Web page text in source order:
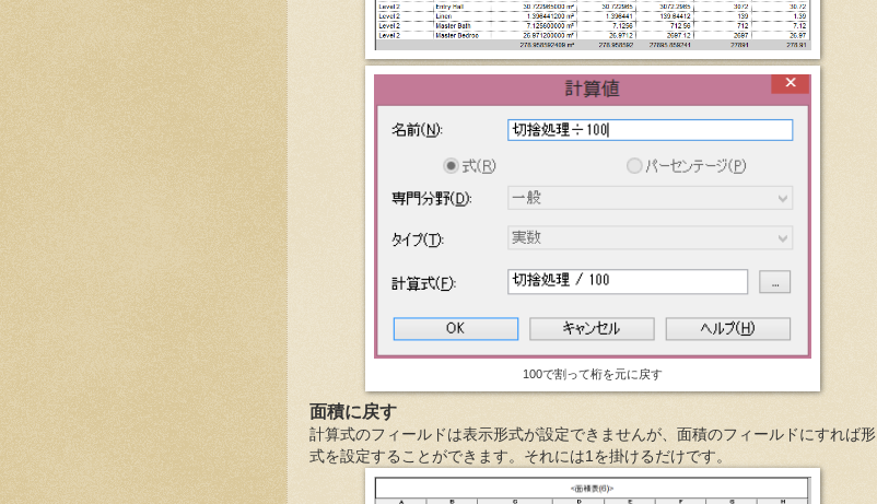
100で割って桁を元に戻す
面積に戻す
計算式のフィールドは表示形式が設定できませんが、面積のフィールドにすれば形
式を設定することができます。それには1を掛けるだけです。